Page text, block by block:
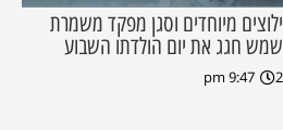
מיוחדים וסגן מפקד משמרת
חגג את יום הולדתו השבוע
9:47 pm